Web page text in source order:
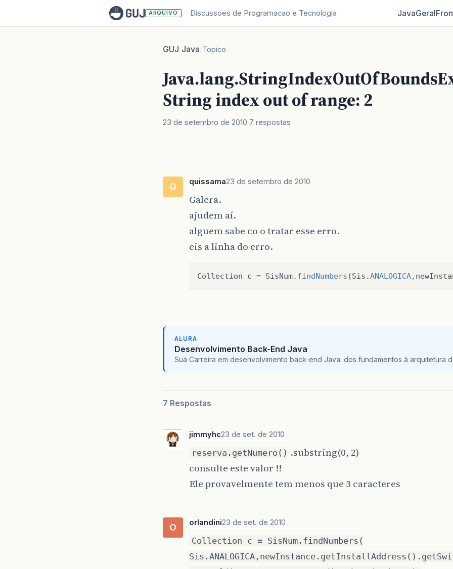
ARQUIVO Discussoes de Programacao e Tecnologia JavaGeral
GUJ/Java/Topico
String index out of range: 2
23 de setembro de 2010 7 respostas
Q quissama23 de setembro de 2010
Galera.
ajudem aí.
alguem sabe co o tratar esse erro.
eis a linha do erro.
Collection c = SisNum. findNumbers (Sis .ANALOGICA,
ALURA
Desenvolvimento Back-End Java
Sua Carreira em desenvolvimento back-end Java: dos fundamentos à arquitetura
7 Respostas
jimmyhc23 de set. de 2010
reserva.getNumero() .substring(0, 2)
consulte este valor !!
Ele provavelmente tem menos que 3 caracteres
O orlandini23 de set. de 2010
Collection c = SisNum.findNumbers(